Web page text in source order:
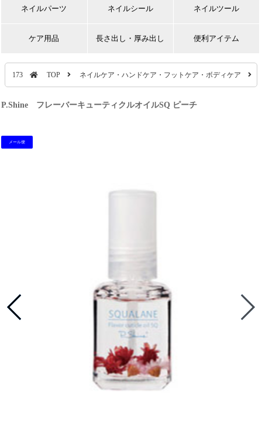
ネイルパーツ ネイルシール ネイルツール
ケア用品 長さ出し・厚み出し 便利アイテム
173 TOP ネイルケア・ハンドケア・フットケア・ボディケア
P.Shine フレーバーキューティクルオイルSQ ピーチ
メール便